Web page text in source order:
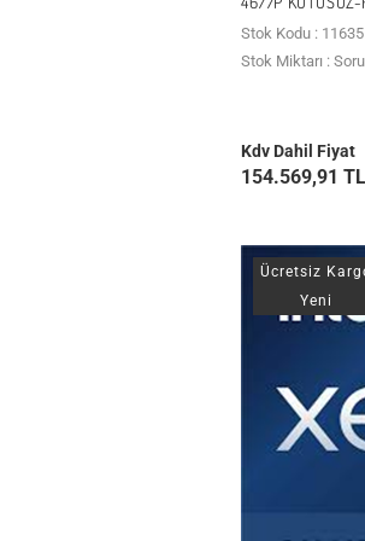
Stok Kodu : 11635
Stok Miktarı :
Kdv Dahil Fiyat
154.569,91 TL
Ücretsiz
Yeni